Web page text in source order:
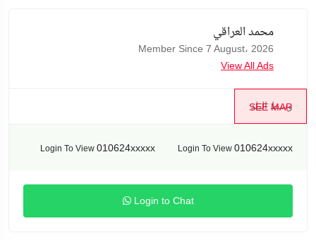
محمد العراقي
Member Since 7 August، 2026
View All Ads
SEE MAP
وسط البلد
Login To View 010624xxxxx Login To View 010624xxxxx
Login to Chat